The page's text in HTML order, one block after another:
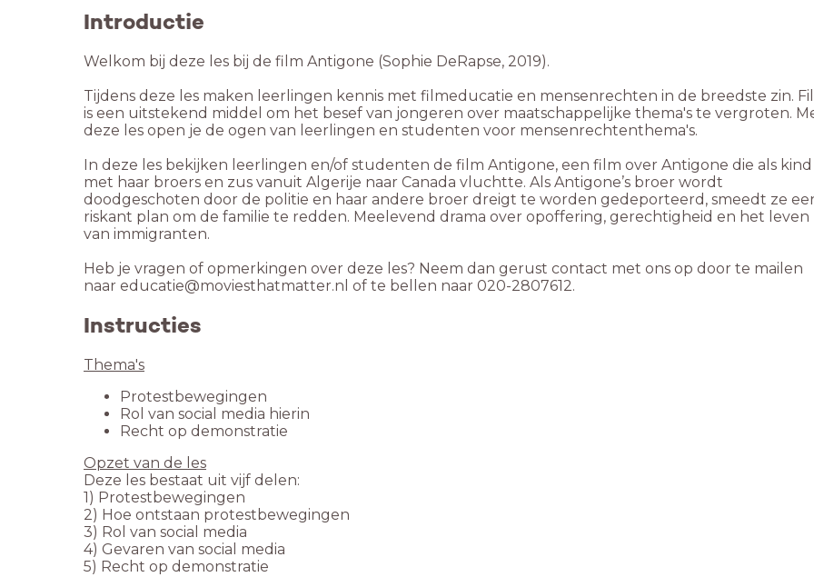
Introductie
Welkom bij deze les bij de film Antigone (Sophie DeRapse, 2019).
Tijdens deze les maken leerlingen kennis met filmeducatie en mensenrechten in de breedste zin.
is een uitstekend middel om het besef van jongeren over maatschappelijke thema's te vergroten.
deze les open je de ogen van leerlingen en studenten voor mensenrechtenthema's.
In deze les bekijken leerlingen en/of studenten de film Antigone, een film over Antigone die als kind
met haar broers en zus vanuit Algerije naar Canada vluchtte. Als Antigone’s broer wordt
doodgeschoten door de politie en haar andere broer dreigt te worden gedeporteerd, smeedt ze
riskant plan om de familie te redden. Meelevend drama over opoffering, gerechtigheid en het leven
van immigranten.
Heb je vragen of opmerkingen over deze les? Neem dan gerust contact met ons op door te mailen
naar educatie@moviesthatmatter.nl of te bellen naar 020-2807612.
Instructies
Thema's
Protestbewegingen
Rol van social media hierin
Recht op demonstratie
Opzet van de les
Deze les bestaat uit vijf delen:
1) Protestbewegingen
2) Hoe ontstaan protestbewegingen
3) Rol van social media
4) Gevaren van social media
5) Recht op demonstratie